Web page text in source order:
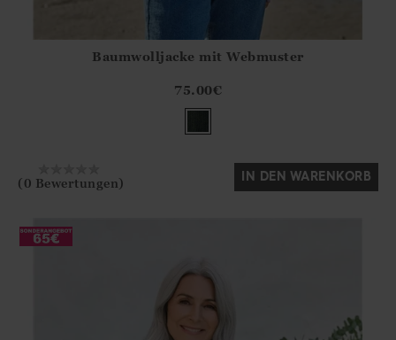
?? ""
Nein
Baumwolljacke mit Webmuster
75.00€
(0 Bewertungen) IN DEN WARENKORB